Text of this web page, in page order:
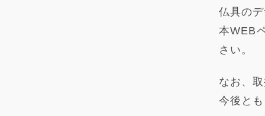
仏具の
本WEB
さい。
なお、
今後と